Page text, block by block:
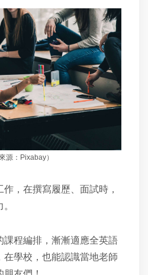
源：Pixabay）
，在撰寫履歷、面試時，
課程編排，漸漸適應全英語
在學校，也能認識當地老師